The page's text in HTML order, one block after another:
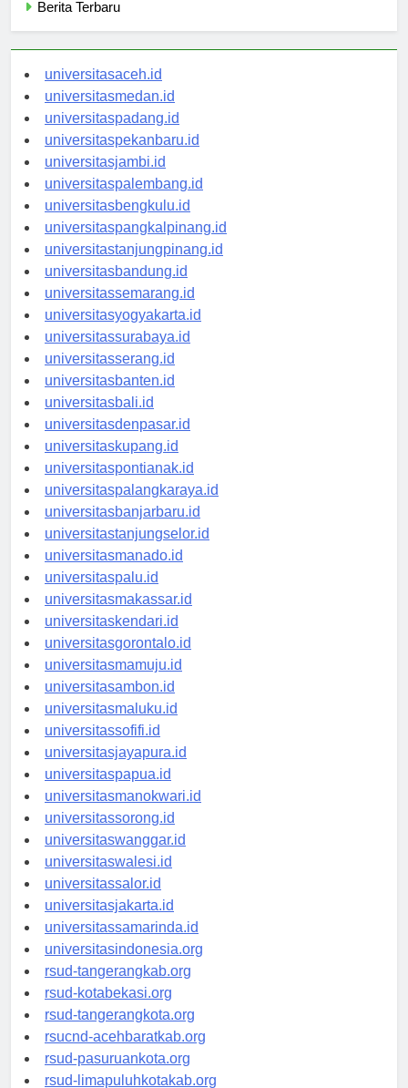
universitasaceh.id
universitasmedan.id
universitaspadang.id
universitaspekanbaru.id
universitasjambi.id
universitaspalembang.id
universitasbengkulu.id
universitaspangkalpinang.id
universitastanjungpinang.id
universitasbandung.id
universitassemarang.id
universitasyogyakarta.id
universitassurabaya.id
universitasserang.id
universitasbanten.id
universitasbali.id
universitasdenpasar.id
universitaskupang.id
universitaspontianak.id
universitaspalangkaraya.id
universitasbanjarbaru.id
universitastanjungselor.id
universitasmanado.id
universitaspalu.id
universitasmakassar.id
universitaskendari.id
universitasgorontalo.id
universitasmamuju.id
universitasambon.id
universitasmaluku.id
universitassofifi.id
universitasjayapura.id
universitaspapua.id
universitasmanokwari.id
universitassorong.id
universitaswanggar.id
universitaswalesi.id
universitassalor.id
universitasjakarta.id
universitassamarinda.id
universitasindonesia.org
rsud-tangerangkab.org
rsud-kotabekasi.org
rsud-tangerangkota.org
rsucnd-acehbaratkab.org
rsud-pasuruankota.org